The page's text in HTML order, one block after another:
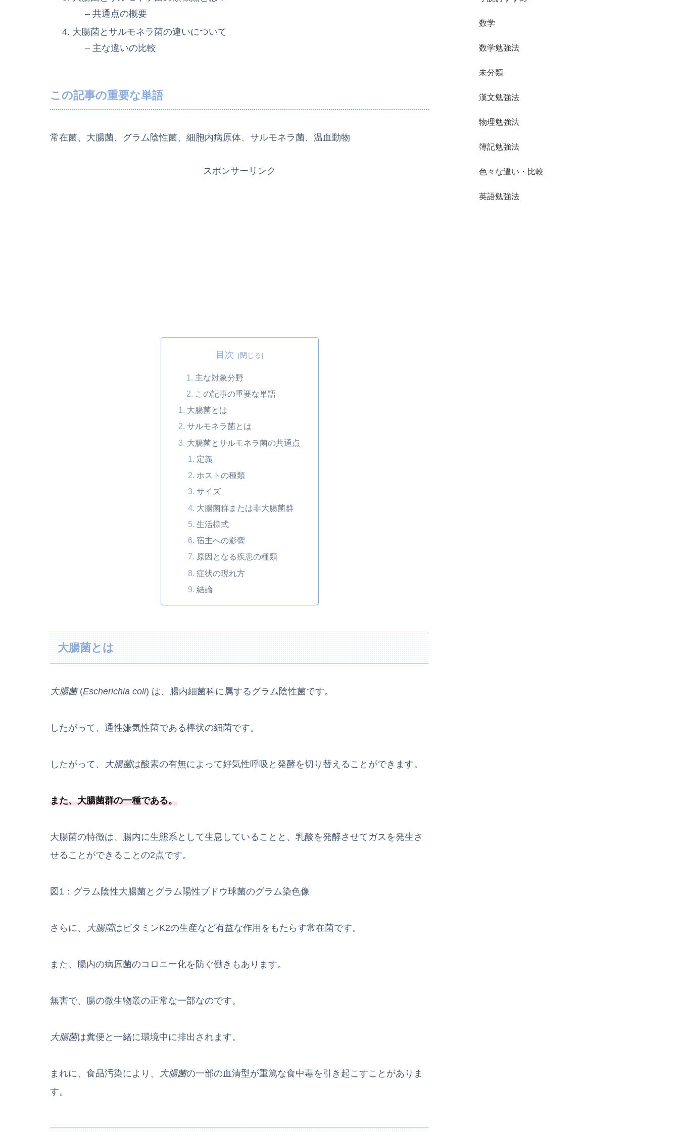
– 共通点の概要
大腸菌とサルモネラ菌の違いについて
– 主な違いの比較
この記事の重要な単語
常在菌、大腸菌、グラム陰性菌、細胞内病原体、サルモネラ菌、温血動物
スポンサーリンク
目次
主な対象分野
この記事の重要な単語
大腸菌とは
サルモネラ菌とは
大腸菌とサルモネラ菌の共通点
定義
ホストの種類
サイズ
大腸菌群または非大腸菌群
生活様式
宿主への影響
原因となる疾患の種類
症状の現れ方
結論
大腸菌とは
大腸菌(Escherichia coli) は、腸内細菌科に属するグラム陰性菌です。
したがって、通性嫌気性菌である棒状の細菌です。
したがって、 大腸菌は酸素の有無によって好気性呼吸と発酵を切り替えることができます。
また、大腸菌群の一種である。
大腸菌の特徴は、腸内に生態系として生息していることと、乳酸を発酵させてガスを発生さ
せることができることの2点です。
図1：グラム陰性大腸菌とグラム陽性ブドウ球菌のグラム染色像
さらに、 大腸菌はビタミンK2の生産など有益な作用をもたらす常在菌です。
また、腸内の病原菌のコロニー化を防ぐ働きもあります。
無害で、腸の微生物叢の正常な一部なのです。
大腸菌は糞便と一緒に環境中に排出されます。
まれに、食品汚染により、 大腸菌の一部の血清型が重篤な食中毒を引き起こすことがありま
す。
数学
数学勉強法
未分類
漢文勉強法
物理勉強法
簿記勉強法
色々な違い・比較
英語勉強法